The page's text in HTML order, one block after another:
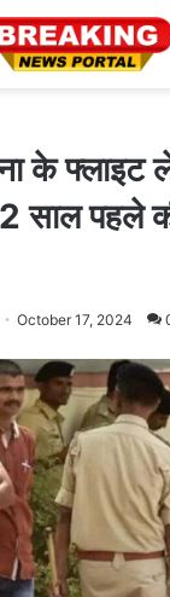
के फ्लाइट
साल पहले
October 17, 2024